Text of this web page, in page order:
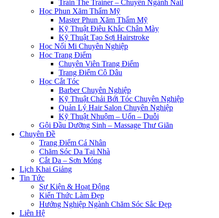
Train The Trainer – Chuyên Ngành Nail
Học Phun Xăm Thẩm Mỹ
Master Phun Xăm Thẩm Mỹ
Kỹ Thuật Điêu Khắc Chân Mày
Kỹ Thuật Tạo Sợi Hairstroke
Học Nối Mi Chuyên Nghiệp
Học Trang Điểm
Chuyên Viên Trang Điểm
Trang Điểm Cô Dâu
Học Cắt Tóc
Barber Chuyên Nghiệp
Kỹ Thuật Chải Bới Tóc Chuyên Nghiệp
Quản Lý Hair Salon Chuyên Nghiệp
Kỹ Thuật Nhuộm – Uốn – Duỗi
Gội Đầu Dưỡng Sinh – Massage Thư Giãn
Chuyên Đề
Trang Điểm Cá Nhân
Chăm Sóc Da Tại Nhà
Cắt Da – Sơn Móng
Lịch Khai Giảng
Tin Tức
Sự Kiện & Hoạt Động
Kiến Thức Làm Đẹp
Hướng Nghiệp Ngành Chăm Sóc Sắc Đẹp
Liên Hệ